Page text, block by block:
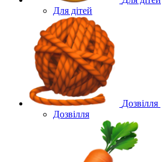
Для дітей
Дозвілля
Дозвілля